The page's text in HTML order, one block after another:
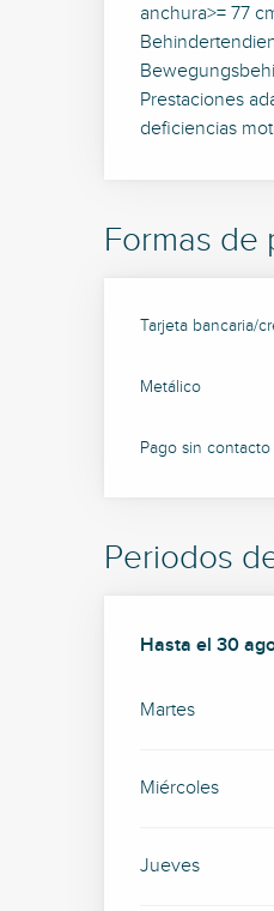
anchura>= 77
Prestaciones
deficiencias
Formas de
Tarjeta bancaria/
Metálico
Pago sin contacto
Periodos
Del1 junio
Hasta el 30
Martes
Miércoles
Jueves